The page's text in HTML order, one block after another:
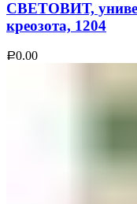
СВЕТОВИТ,
креозота, 1204
Р0.00